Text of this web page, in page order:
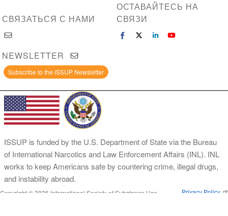
СВЯЗАТЬСЯ С НАМИ
ОСТАВАЙТЕСЬ НА
СВЯЗИ
NEWSLETTER
Subscribe to the ISSUP Newsletter
ISSUP is funded by the U.S. Department of State via the Bureau
of International Narcotics and Law Enforcement Affairs (INL). INL
works to keep Americans safe by countering crime, illegal drugs,
and instability abroad.
Copyright © 2026 International Society of Substance Use
Privacy Policy